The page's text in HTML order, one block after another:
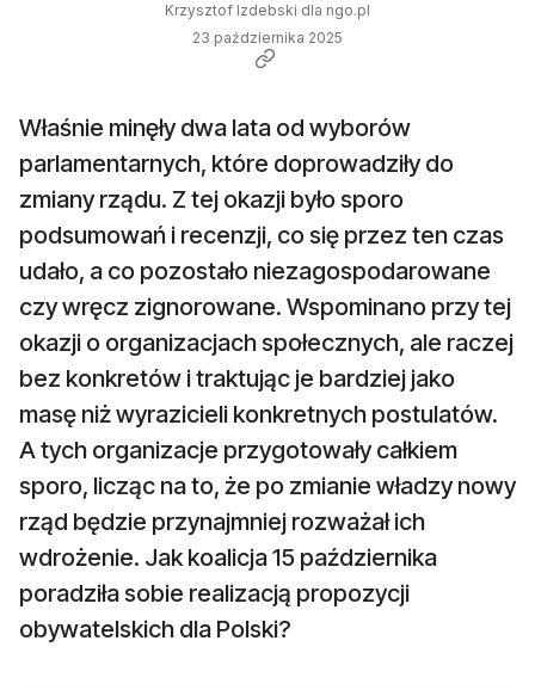
Krzysztof Izdebski dla ngo.pl
23 października 2025
Właśnie minęły dwa lata od wyborów
parlamentarnych, które doprowadziły do
zmiany rządu. Z tej okazji było sporo
podsumowań i recenzji, co się przez ten czas
udało, a co pozostało niezagospodarowane
czy wręcz zignorowane. Wspominano przy tej
okazji o organizacjach społecznych, ale raczej
bez konkretów i traktując je bardziej jako
masę niż wyrazicieli konkretnych postulatów.
A tych organizacje przygotowały całkiem
sporo, licząc na to, że po zmianie władzy nowy
rząd będzie przynajmniej rozważał ich
wdrożenie. Jak koalicja 15 października
poradziła sobie realizacją propozycji
obywatelskich dla Polski?